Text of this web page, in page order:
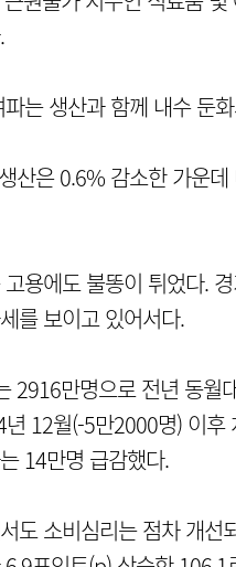
는 생산과 함께 내수 둔
산은 0.6% 감소한 가운
용에도 불똥이 튀었다.
를 보이고 있어서다.
2916만명으로 전년 동월
12월(-5만2000명) 이후
14만명 급감했다.
도 소비심리는 점차 개